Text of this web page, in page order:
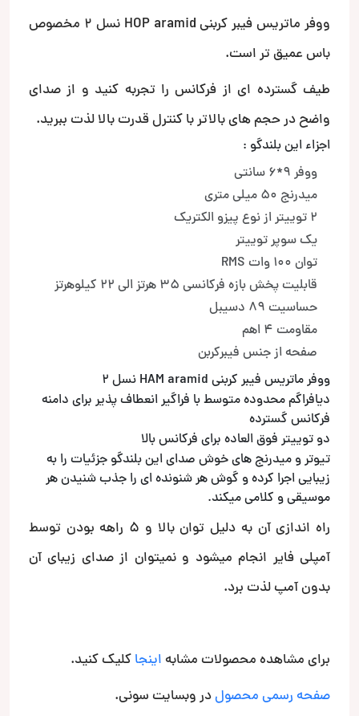
ووفر ماتریس فیبر کربنی HOP aramid نسل 2 مخصوص
باس عمیق تر است.
طیف گسترده ای از فرکانس را تجربه کنید و از صدای
واضح در حجم های بالاتر با کنترل قدرت بالا لذت ببرید.
اجزاء این بلندگو :
ووفر 9*6 سانتی
میدرنج 50 میلی متری
2 توییتر از نوع پیزو الکتریک
یک سوپر توییتر
توان 100 وات RMS
قابلیت پخش بازه فرکانسی 35 هرتز الی 22 کیلوهرتز
حساسیت 89 دسیبل
مقاومت 4 اهم
صفحه از جنس فیبرکربن
ووفر ماتریس فیبر کربنی HAM aramid نسل 2
دیافراگم محدوده متوسط ​​با فراگیر انعطاف پذیر برای دامنه
فرکانس گسترده
دو توییتر فوق العاده برای فرکانس بالا
تیوتر و میدرنج های خوش صدای این بلندگو جزئیات را به
زیبایی اجرا کرده و گوش هر شنونده ای را جذب شنیدن هر
موسیقی و کلامی میکند.
راه اندازی آن به دلیل توان بالا و 5 راهه بودن توسط
آمپلی فایر انجام میشود و نمیتوان از صدای زیبای آن
بدون آمپ لذت برد.
برای مشاهده محصولات مشابه اینجاکلیک کنید.
صفحه رسمی محصولدر وبسایت سونی.